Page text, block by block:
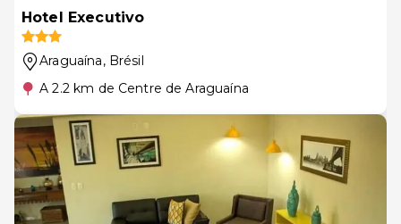
Hotel Executivo
Araguaína, Brésil
A 2.2 km de Centre de Araguaína